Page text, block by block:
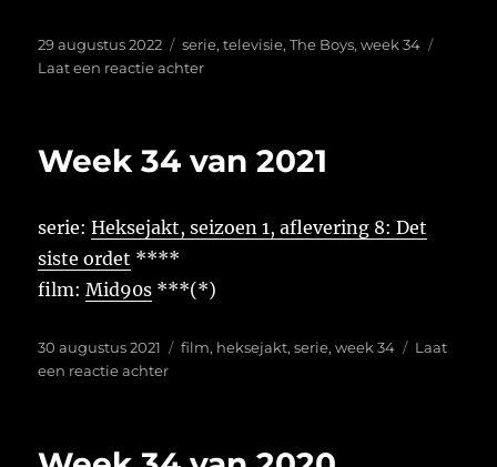
Geplaatst
op
29 augustus 2022 Tags
serie,televisie,The Boys,week 34
Laat een reactie achterop
2022
Week 34 van 2021
serie:Heksejakt, seizoen 1, aflevering 8: Det
siste ordet ****
film:Mid90s ***(*)
Geplaatst
op
30 augustus 2021 Tags
film, heksejakt,serie,week 34
Laat
een reactie achterop
2021